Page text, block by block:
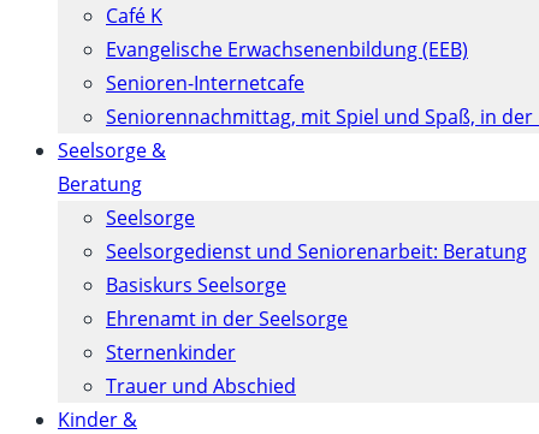
Café K
Evangelische Erwachsenenbildung (EEB)
Senioren-Internetcafe
Seniorennachmittag, mit Spiel und Spaß, in
Seelsorge &
Beratung
Seelsorge
Seelsorgedienst und Seniorenarbeit: Beratung
Basiskurs Seelsorge
Ehrenamt in der Seelsorge
Sternenkinder
Trauer und Abschied
Kinder &